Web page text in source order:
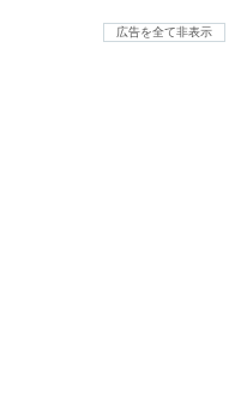
広告を全て非表示